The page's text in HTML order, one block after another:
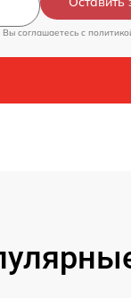
соглашаетесь c